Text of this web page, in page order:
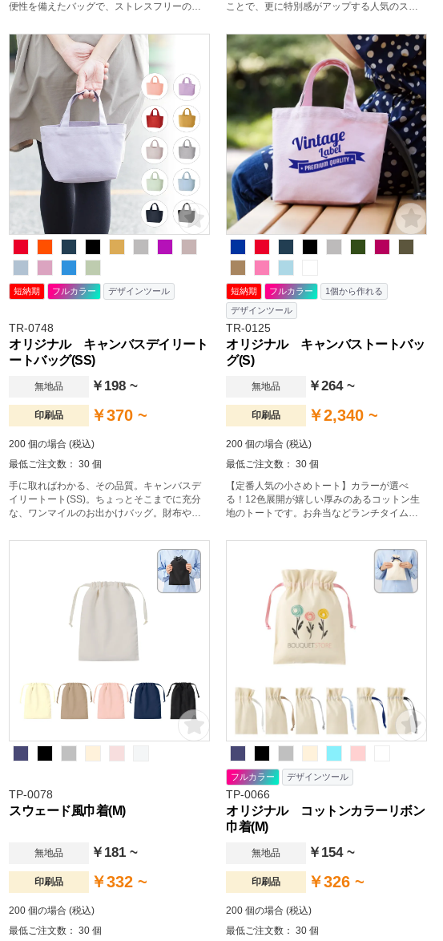
便性を備えたバッグで、ストレスフリーのエ
ことで、更に特別感がアップする人気のスウ
短納期 フルカラー デザインツール
TR-0748
オリジナル キャンバスデイリート
ートバッグ(SS)
無地品 ￥198 ~
印刷品 ￥370 ~
200 個の場合 (税込)
最低ご注文数： 30 個
手に取ればわかる、その品質。キャンバスデ
イリートート(SS)。ちょっとそこまでに充分
な、ワンマイルのお出かけバッグ。財布やス
いときに、かさばらずちょうどいいサイズの
ミニトートバッグ。硬すぎずしなやかな10オ
ンスのコットン生地です。名入れをしてノベ
ルティや記念品にするのはもちろん、他のグ
ッズとのセット提案もおすすめです。広くデ
ザインを印刷するのも。毎日の生活をより快
短納期 フルカラー
1個から作れる
デザインツール
TR-0125
オリジナル キャンバストートバッ
グ(S)
無地品 ￥264 ~
印刷品 ￥2,340 ~
200 個の場合 (税込)
最低ご注文数： 30 個
【定番人気の小さめトート】カラーが選べ
る！12色展開が嬉しい厚みのあるコットン生
地のトートです。お弁当などランチタイムで
お出かけバッグとしてもおすすめです。名入
れ範囲も広く、会社名やブランドロゴを印刷
するだけで簡単にオリジナル性のあるグッズ
が出来上がります。販促品やノベルティ、カ
フェや雑貨ショップのオリジナルグッズにも
おすすめです。
TP-0078
スウェード風巾着(M)
無地品 ￥181 ~
印刷品 ￥332 ~
200 個の場合 (税込)
最低ご注文数： 30 個
フルカラー デザインツール
TP-0066
オリジナル コットンカラーリボン
巾着(M)
無地品 ￥154 ~
印刷品 ￥326 ~
200 個の場合 (税込)
最低ご注文数： 30 個